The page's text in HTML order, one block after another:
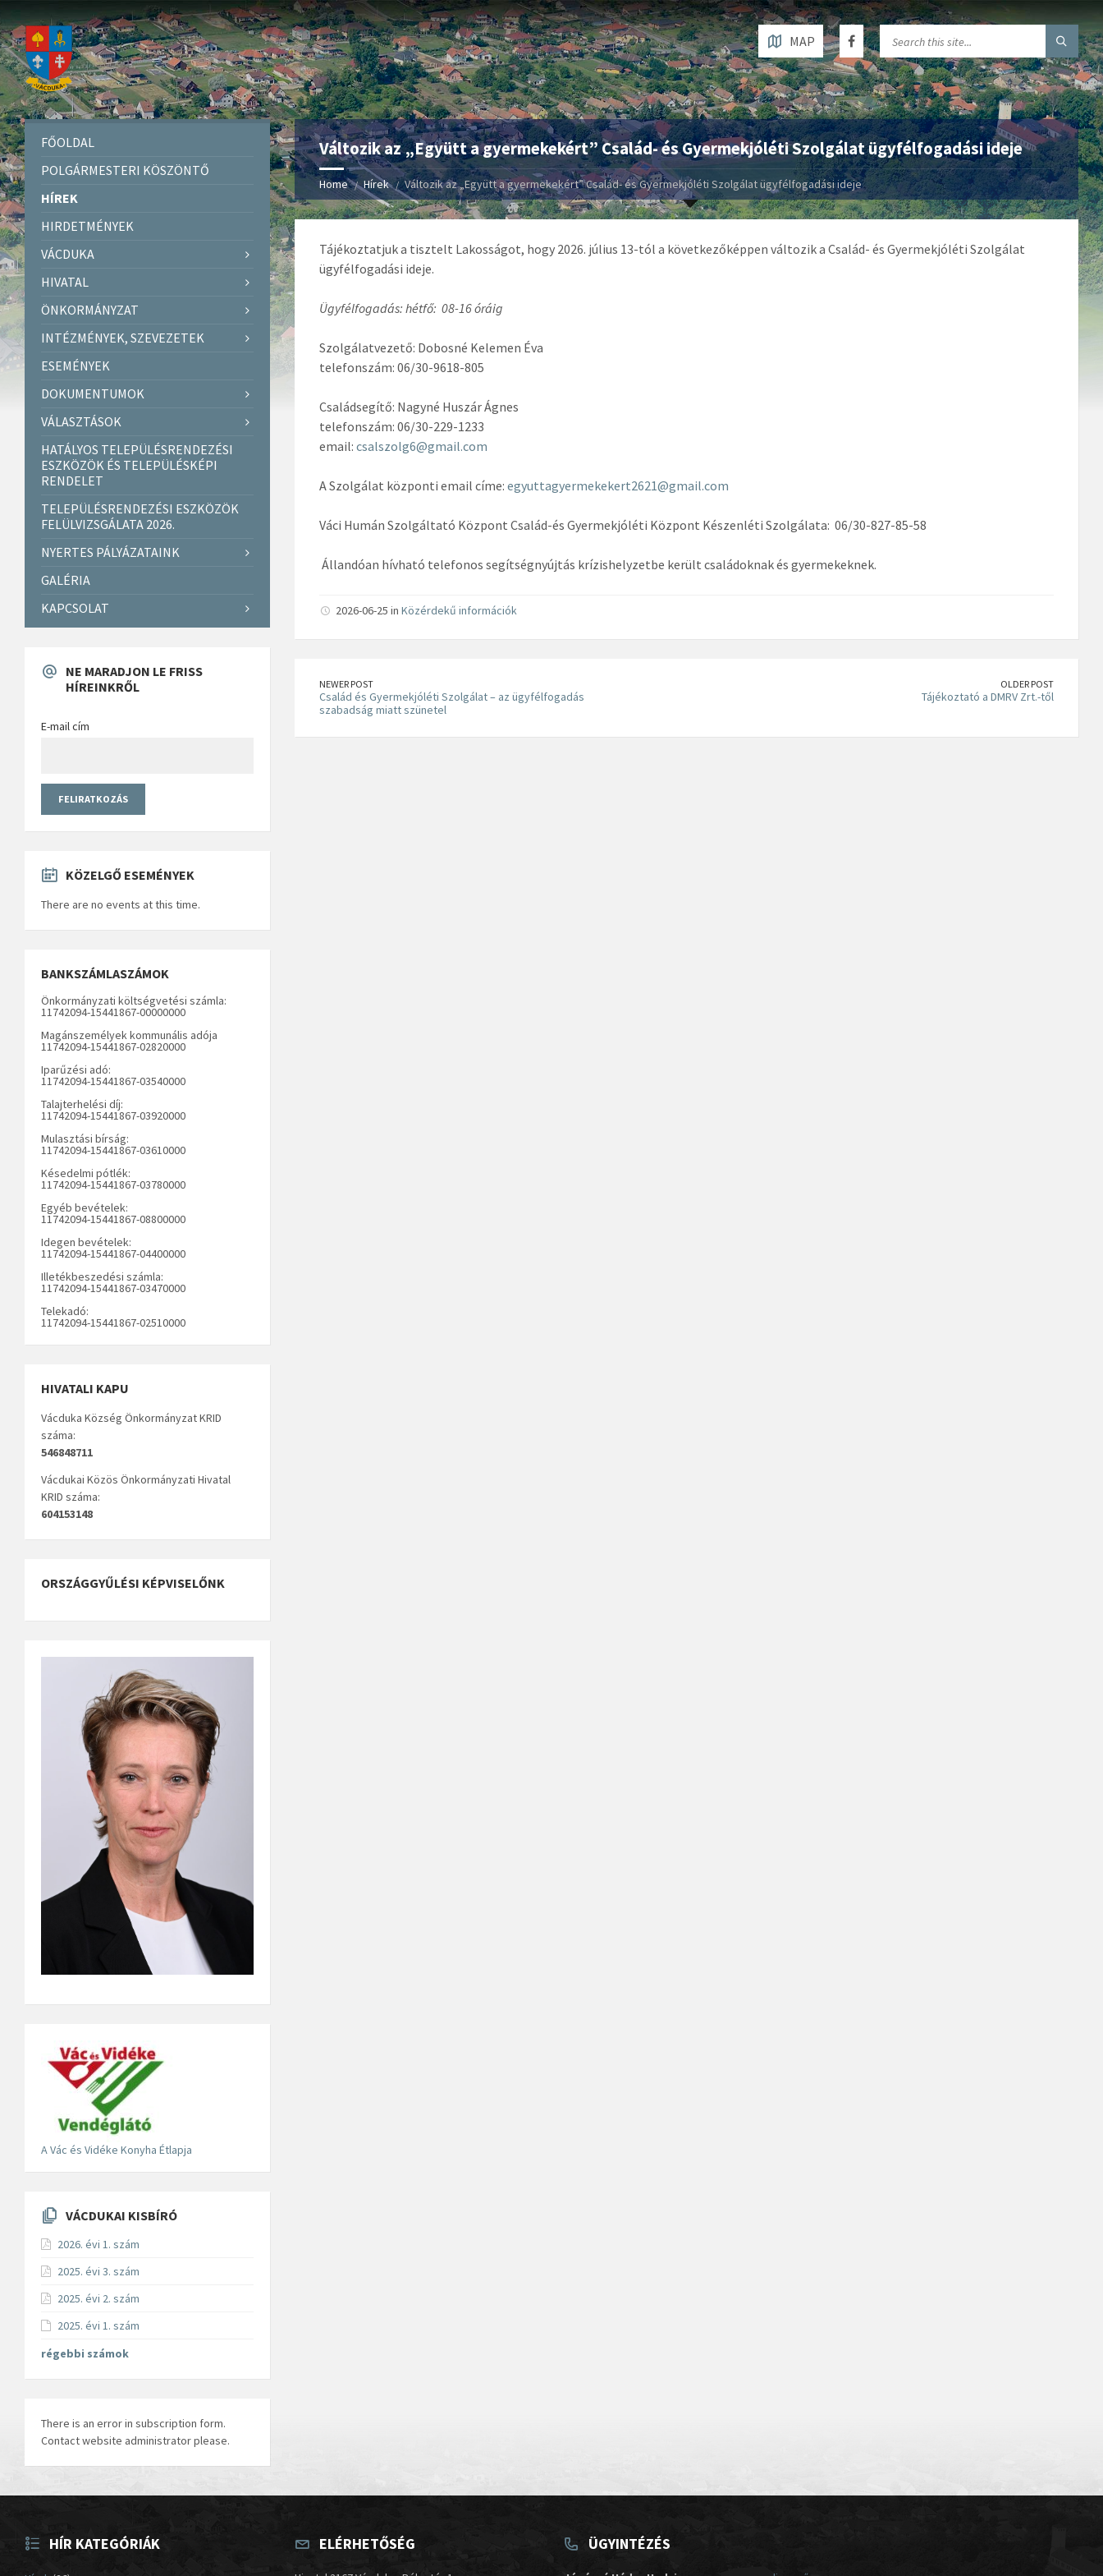
MAP
Változik az „Együtt a gyermekekért” Család- és Gyermekjóléti Szolgálat ügyfélfogadási ideje
Home Hírek Változik az „Együtt a gyermekekért” Család- és Gyermekjóléti Szolgálat ügyfélfogadási ideje
Tájékoztatjuk a tisztelt Lakosságot, hogy 2026. július 13-tól a következőképpen változik a Család- és Gyermekjóléti Szolgálat
ügyfélfogadási ideje.
Ügyfélfogadás: hétfő: 08-16 óráig
Szolgálatvezető: Dobosné Kelemen Éva
telefonszám: 06/30-9618-805
Családsegítő: Nagyné Huszár Ágnes
telefonszám: 06/30-229-1233
email: csalszolg6@gmail.com
A Szolgálat központi email címe: egyuttagyermekekert2621@gmail.com
Váci Humán Szolgáltató Központ Család-és Gyermekjóléti Központ Készenléti Szolgálata: 06/30-827-85-58
Állandóan hívható telefonos segítségnyújtás krízishelyzetbe került családoknak és gyermekeknek.
2026-06-25 in Közérdekű információk
NEWER POST
Család és Gyermekjóléti Szolgálat – az ügyfélfogadás
szabadság miatt szünetel
OLDER POST
Tájékoztató a DMRV Zrt.-től
FŐOLDAL
POLGÁRMESTERI KÖSZÖNTŐ
HÍREK
HIRDETMÉNYEK
VÁCDUKA
HIVATAL
ÖNKORMÁNYZAT
INTÉZMÉNYEK, SZEVEZETEK
ESEMÉNYEK
DOKUMENTUMOK
VÁLASZTÁSOK
HATÁLYOS TELEPÜLÉSRENDEZÉSI
ESZKÖZÖK ÉS TELEPÜLÉSKÉPI
RENDELET
TELEPÜLÉSRENDEZÉSI ESZKÖZÖK
FELÜLVIZSGÁLATA 2026.
NYERTES PÁLYÁZATAINK
GALÉRIA
KAPCSOLAT
NE MARADJON LE FRISS
HÍREINKRŐL
E-mail cím
KÖZELGŐ ESEMÉNYEK
There are no events at this time.
BANKSZÁMLASZÁMOK
Önkormányzati költségvetési számla:
11742094-15441867-00000000
Magánszemélyek kommunális adója
11742094-15441867-02820000
Iparűzési adó:
11742094-15441867-03540000
Talajterhelési díj:
11742094-15441867-03920000
Mulasztási bírság:
11742094-15441867-03610000
Késedelmi pótlék:
11742094-15441867-03780000
Egyéb bevételek:
11742094-15441867-08800000
Idegen bevételek:
11742094-15441867-04400000
Illetékbeszedési számla:
11742094-15441867-03470000
Telekadó:
11742094-15441867-02510000
HIVATALI KAPU
Vácduka Község Önkormányzat KRID
száma:
546848711
Vácdukai Közös Önkormányzati Hivatal
KRID száma:
604153148
ORSZÁGGYŰLÉSI KÉPVISELŐNK
A Vác és Vidéke Konyha Étlapja
VÁCDUKAI KISBÍRÓ
2026. évi 1. szám
2025. évi 3. szám
2025. évi 2. szám
2025. évi 1. szám
régebbi számok
There is an error in subscription form.
Contact website administrator please.
HÍR KATEGÓRIÁK ELÉRHETŐSÉG ÜGYINTÉZÉS